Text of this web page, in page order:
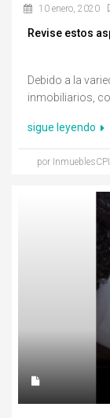
10 enero, 2020
Revise estos
Debido a la
inmobiliarios,
sigue leyendo
por InmueblesCPI